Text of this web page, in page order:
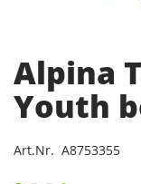
Alpina
Youth
Art.Nr. A8753355